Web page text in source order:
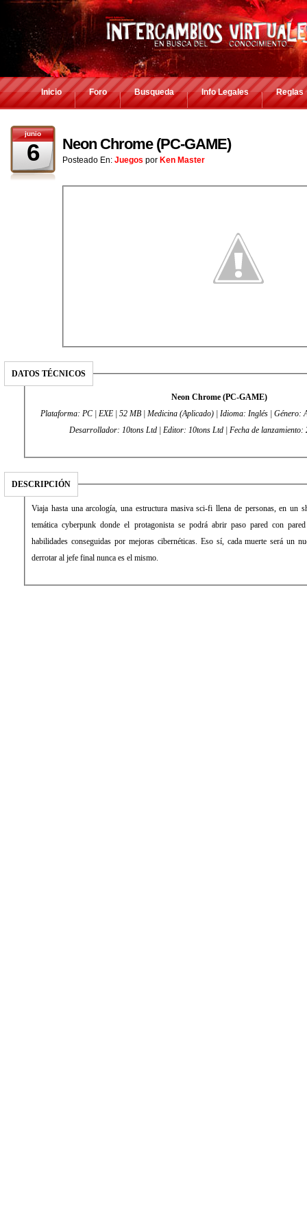
Inicio Foro Busqueda Info Legales Reglas
junio
6 Neon Chrome (PC-GAME)
Posteado En: Juegos por Ken Master
DATOS TÉCNICOS
Neon Chrome (PC-GAME)
Plataforma: PC | EXE | 52 MB | Medicina (Aplicado) | Idioma: Inglés | Género:
Desarrollador: 10tons Ltd | Editor: 10tons Ltd |
DESCRIPCIÓN
Viaja hasta una arcología, una estructura masiva sci-fi llena de personas, en un
temática cyberpunk donde el protagonista se podrá abrir paso pared con
habilidades conseguidas por mejoras cibernéticas. Eso sí, cada muerte será un
derrotar al jefe final nunca es el mismo.